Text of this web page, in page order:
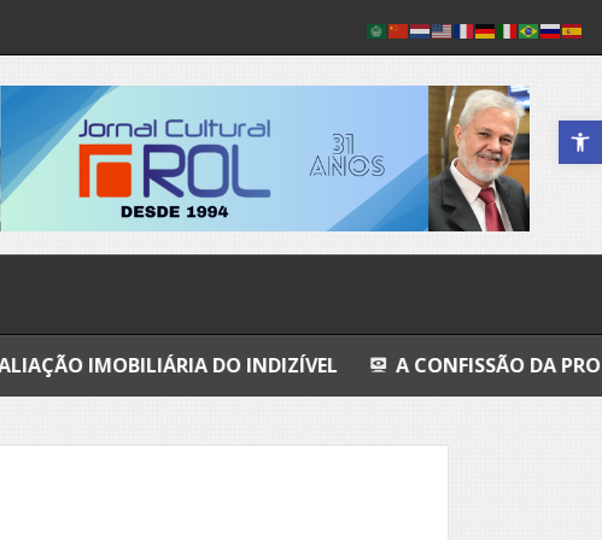
Abrir a
DO INDIZÍVEL A CONFISSÃO DA PROSTITUTA I